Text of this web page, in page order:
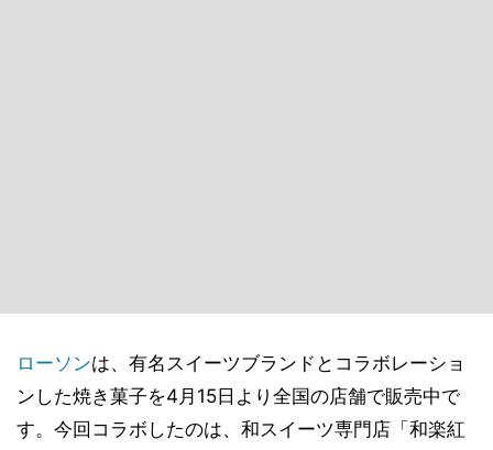
ローソンは、有名スイーツブランドとコラボレーショ
ンした焼き菓子を4月15日より全国の店舗で販売中で
す。今回コラボしたのは、和スイーツ専門店「和楽紅